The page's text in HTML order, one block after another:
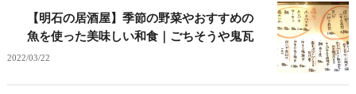
【明石の居酒屋】季節の野菜やおすすめの
魚を使った美味しい和食｜ごちそうや鬼瓦
2022/03/22